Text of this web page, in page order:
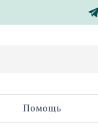
Помощь